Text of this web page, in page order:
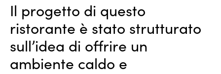
Il progetto di questo
ristorante è stato strutturato
sull’idea di offrire un
ambiente caldo e